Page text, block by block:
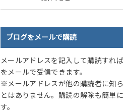
ブログをメールで購読
メールアドレスを記入して購読すれ
をメールで受信できます。
※メールアドレスが他の購読者に知
とはありません。購読の解除も簡単
す。